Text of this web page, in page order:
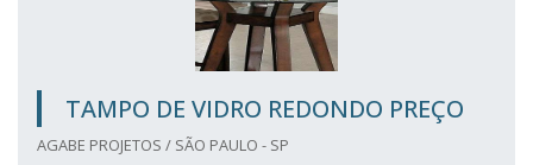
TAMPO DE VIDRO REDONDO PREÇO
AGABE PROJETOS / SÃO PAULO - SP